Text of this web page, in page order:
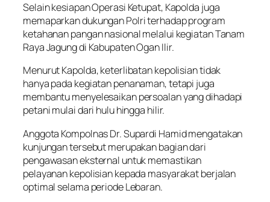
Selain kesiapan Operasi Ketupat, Kapolda juga
memaparkan dukungan Polri terhadap program
ketahanan pangan nasional melalui kegiatan Tanam
Raya Jagung di Kabupaten Ogan Ilir.
Menurut Kapolda, keterlibatan kepolisian tidak
hanya pada kegiatan penanaman, tetapi juga
membantu menyelesaikan persoalan yang dihadapi
petani mulai dari hulu hingga hilir.
Anggota Kompolnas Dr. Supardi Hamid mengatakan
kunjungan tersebut merupakan bagian dari
pengawasan eksternal untuk memastikan
pelayanan kepolisian kepada masyarakat berjalan
optimal selama periode Lebaran.